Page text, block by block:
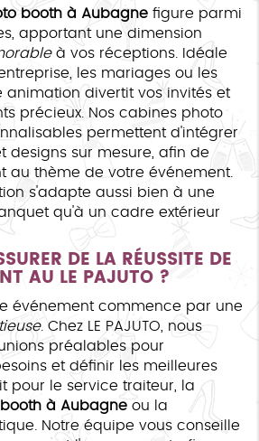
booth à Aubagne figure parmi
apportant une dimension
à vos réceptions. Idéale
les mariages ou les
animation divertit vos invités et
précieux. Nos cabines photo
permettent d'intégrer
designs sur mesure, afin de
au thème de votre événement.
s'adapte aussi bien à une
qu'à un cadre extérieur
DE LA RÉUSSITE DE
AU LE PAJUTO ?
événement commence par une
. Chez LE PAJUTO, nous
préalables pour
et définir les meilleures
pour le service traiteur, la
à Aubagne ou la
Notre équipe vous conseille